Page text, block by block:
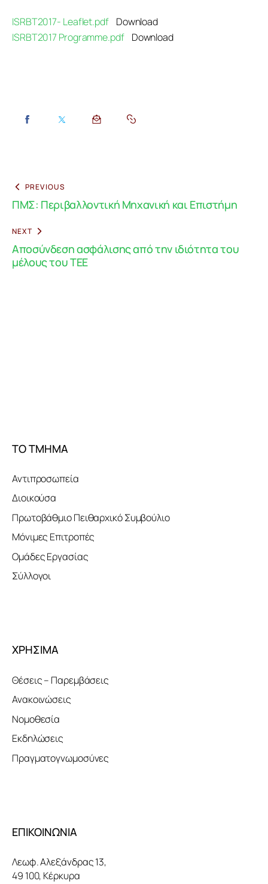
ISRBT2017- Leaflet.pdf Download
ISRBT2017 Programme.pdf
Download
PREVIOUS
ΠΜΣ: Περιβαλλοντική Μηχανική και Επιστήμη
NEXT
Αποσύνδεση ασφάλισης από την ιδιότητα του
μέλους του ΤΕΕ
ΤΟ ΤΜΗΜΑ
Αντιπροσωπεία
Διοικούσα
Πρωτοβάθμιο Πειθαρχικό Συμβούλιο
Μόνιμες Επιτροπές
Ομάδες Εργασίας
Σύλλογοι
ΧΡΗΣΙΜΑ
Θέσεις – Παρεμβάσεις
Ανακοινώσεις
Νομοθεσία
Εκδηλώσεις
Πραγματογνωμοσύνες
ΕΠΙΚΟΙΝΩΝΙΑ
Λεωφ. Αλεξάνδρας 13,
49 100, Κέρκυρα